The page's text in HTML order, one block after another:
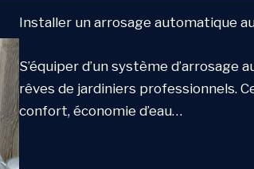
Installer un arrosage automatique
S’équiper d’un système
rêves de jardiniers professionnels.
confort, économie d’eau…